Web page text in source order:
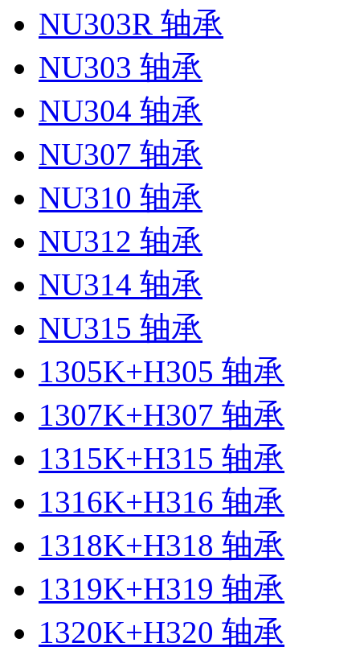
NU303R 轴承
NU303 轴承
NU304 轴承
NU307 轴承
NU310 轴承
NU312 轴承
NU314 轴承
NU315 轴承
1305K+H305 轴承
1307K+H307 轴承
1315K+H315 轴承
1316K+H316 轴承
1318K+H318 轴承
1319K+H319 轴承
1320K+H320 轴承